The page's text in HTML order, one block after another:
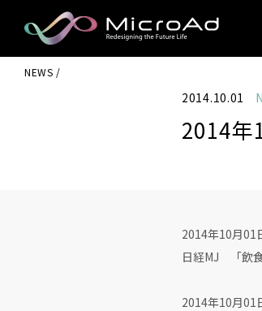
MicroAd -
Redesigning
the Future Life
NEWS
2014.10.01
2014年
2014年10月01
日経MJ 「飲
2014年10月01